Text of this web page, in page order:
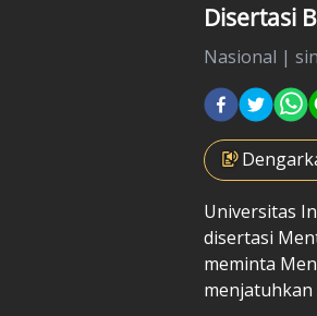
Disertasi
Nasional |
Universitas
disertasi
meminta